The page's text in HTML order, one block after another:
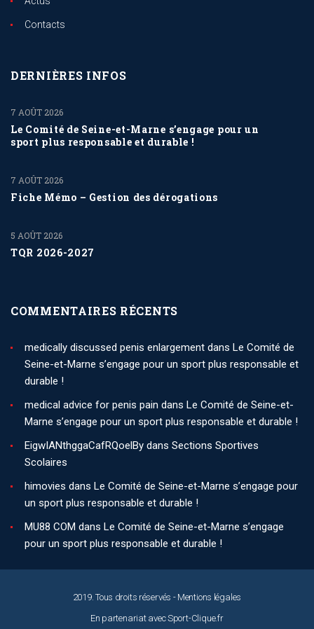
Contacts
DERNIÈRES INFOS
Le Comité de Seine-et-Marne s’engage pour un
sport plus responsable et durable !
7 AOÛT 2026
Fiche Mémo – Gestion des dérogations
7 AOÛT 2026
TQR 2026-2027
5 AOÛT 2026
COMMENTAIRES RÉCENTS
medically discussed penis enlargement dans Le Comité de
Seine-et-Marne s’engage pour un sport plus responsable et
durable !
medical advice for penis pain dans Le Comité de Seine-et-
Marne s’engage pour un sport plus responsable et durable !
EigwIANthggaCafRQoelBy dans Sections Sportives
Scolaires
himovies dans Le Comité de Seine-et-Marne s’engage pour
un sport plus responsable et durable !
MU88 COM dans Le Comité de Seine-et-Marne s’engage
pour un sport plus responsable et durable !
2019. Tous droits réservés - Mentions légales
En partenariat avecSport-Clique.fr